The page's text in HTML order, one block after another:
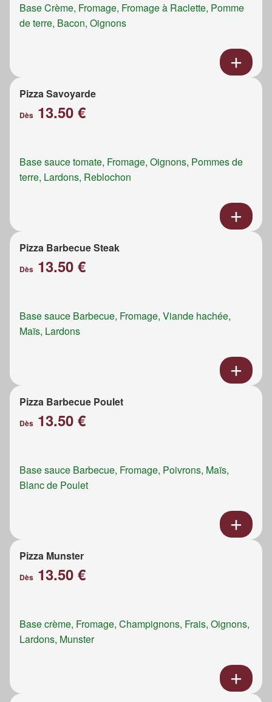
Base Crème, Fromage, Fromage à Raclette, Pomme
de terre, Bacon, Oignons
Pizza Savoyarde
Dès 13.50 €
Base sauce tomate, Fromage, Oignons, Pommes de
terre, Lardons, Reblochon
Pizza Barbecue Steak
Dès 13.50 €
Base sauce Barbecue, Fromage, Viande hachée,
Maïs, Lardons
Pizza Barbecue Poulet
Dès 13.50 €
Base sauce Barbecue, Fromage, Poivrons, Maïs,
Blanc de Poulet
Pizza Munster
Dès 13.50 €
Base crème, Fromage, Champignons, Frais, Oignons,
Lardons, Munster